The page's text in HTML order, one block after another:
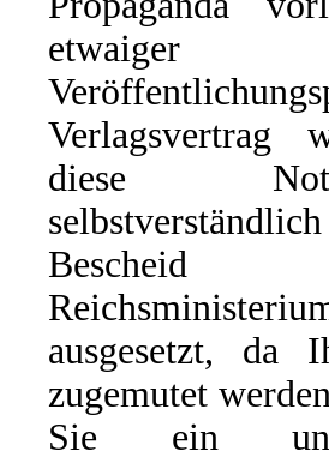
etwaiger
Verlagsvertrag
diese
ausgesetzt, da
zugemutet
Sie ein